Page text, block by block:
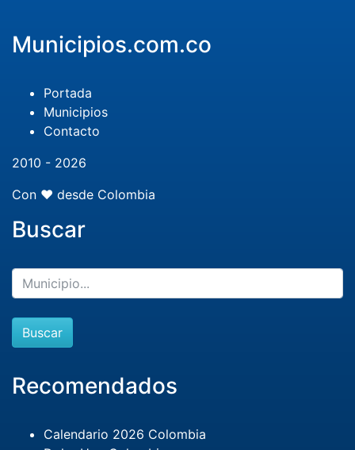
Municipios.com.co
Portada
Municipios
Contacto
2010 - 2026
Con ❤️ desde Colombia
Buscar
Buscar
Recomendados
Calendario 2026 Colombia